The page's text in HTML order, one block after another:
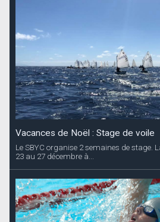
Vacances de Noël : Stage de voile
Le SBYC organise 2 semaines de stage.
23 au 27 décembre à...